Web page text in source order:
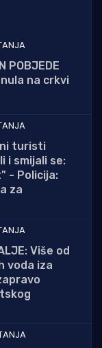
POBJEDE
na crkvi
turisti
i smijali se:
- Policija:
za
Više od
voda iza